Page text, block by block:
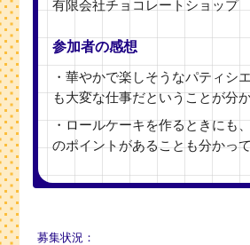
有限会社チョコレートショップ
参加者の感想
・華やかで楽しそうなパティシ
も大変な仕事だということが分
・ロールケーキを作るときにも
のポイントがあることも分かっ
募集状況：